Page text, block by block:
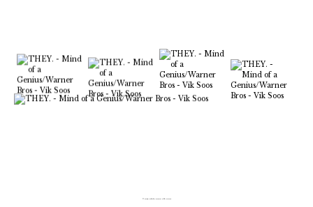
© Copyright 2026 Vik Soos